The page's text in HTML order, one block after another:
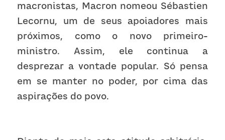
macronistas, Macron nomeou Sébastien
Lecornu, um de seus apoiadores mais
próximos, como o novo primeiro-
ministro. Assim, ele continua a
desprezar a vontade popular. Só pensa
em se manter no poder, por cima das
aspirações do povo.